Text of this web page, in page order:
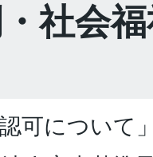
社会
可について